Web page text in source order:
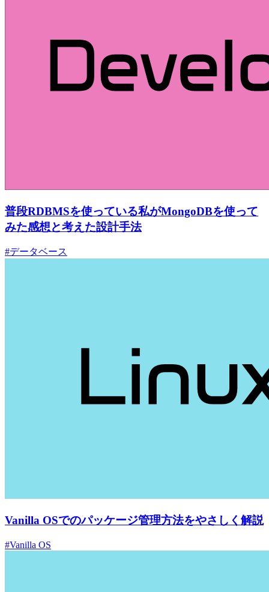
普段RDBMSを使っている私がMongoDBを使って
みた感想と考えた設計手法
#データベース
Vanilla OSでのパッケージ管理方法をやさしく解説
#Vanilla OS